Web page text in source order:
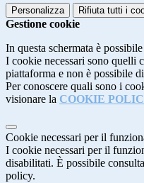
Personalizza Rifiuta tutti i
Gestione cookie
In questa schermata è
I cookie necessari sono quelli
piattaforma e non è possibile
Per conoscere quali sono i
visionare la COOKIE
Cookie necessari per il
I cookie necessari per il
disabilitati. È possibile
policy.